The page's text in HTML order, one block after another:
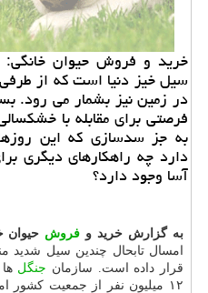
خرید و فروش حیوان خانگی:
سیل خیز دنیا است كه از
در زمین نیز بشمار می رود.
فرصتی برای مقابله با
به جز سدسازی كه این
دارد چه راهكارهای دیگری
آسا وجود دارد؟
به گزارش خرید و فروش حیوان
امسال تابحال چندین سیل شدید
قرار داده است. سازمان جنگل
۱۲ میلیون نفر از جمعیت كشور